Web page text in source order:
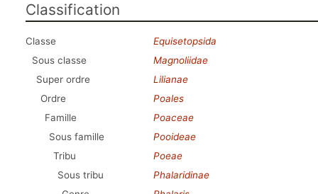
Classification
Classe
Equisetopsida
Sous classe
Magnoliidae
Super ordre
Lilianae
Ordre
Poales
Famille
Poaceae
Sous famille
Pooideae
Tribu
Poeae
Sous tribu
Phalaridinae